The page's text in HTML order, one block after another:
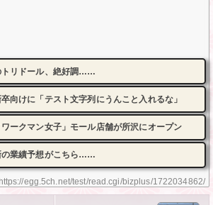
https://egg.5ch.net/test/read.cgi/bizplus/1722034862/
トリドール、絶好調……
向けに「テスト文字列にうんこと入れるな」
ワークマン女子」モール店舗が所沢にオープン
の業績予想がこちら……